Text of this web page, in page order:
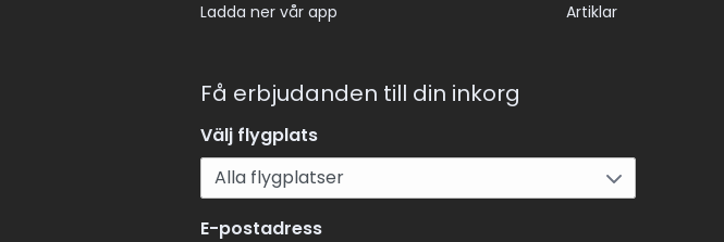
Ladda ner vår app
Artiklar
Få erbjudanden till din inkorg
Välj flygplats
E-postadress